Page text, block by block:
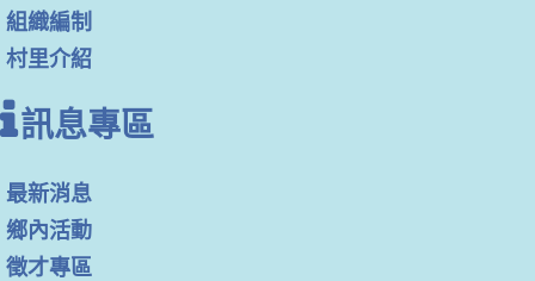
組織編制
村里介紹
訊息專區
最新消息
鄉內活動
徵才專區